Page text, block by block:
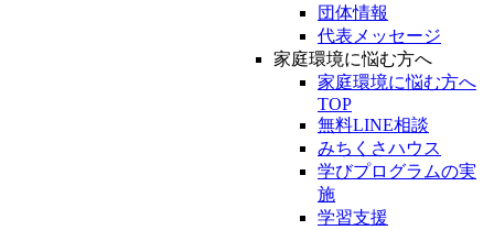
団体情報
代表メッセージ
家庭環境に悩む方へ
家庭環境に悩む方へ
TOP
無料LINE相談
みちくさハウス
学びプログラムの実
施
学習支援